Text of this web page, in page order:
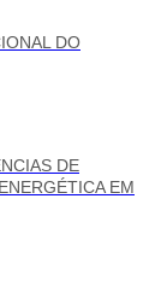
DO
DE
EM